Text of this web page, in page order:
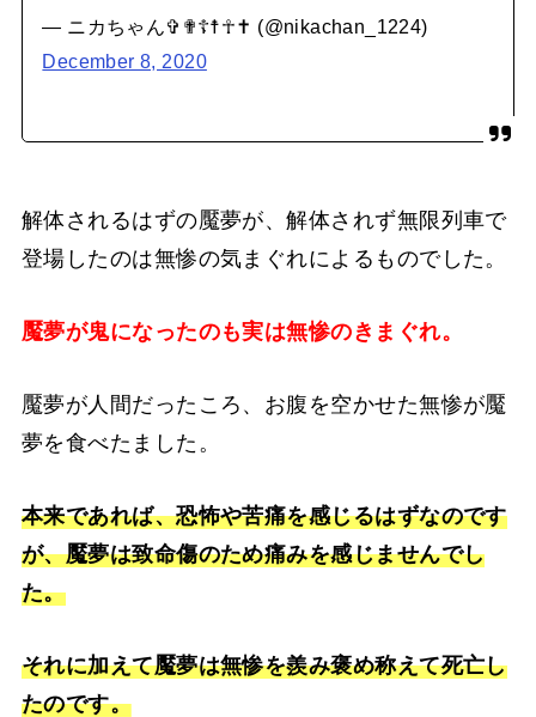
— ニカちゃん✞✟☦☨☥✝ (@nikachan_1224)
December 8, 2020
解体されるはずの魘夢が、解体されず無限列車で
登場したのは無惨の気まぐれによるものでした。
魘夢が鬼になったのも実は無惨のきまぐれ。
魘夢が人間だったころ、お腹を空かせた無惨が魘
夢を食べたました。
本来であれば、恐怖や苦痛を感じるはずなのです
が、魘夢は致命傷のため痛みを感じませんでし
た。
それに加えて魘夢は無惨を羨み褒め称えて死亡し
たのです。